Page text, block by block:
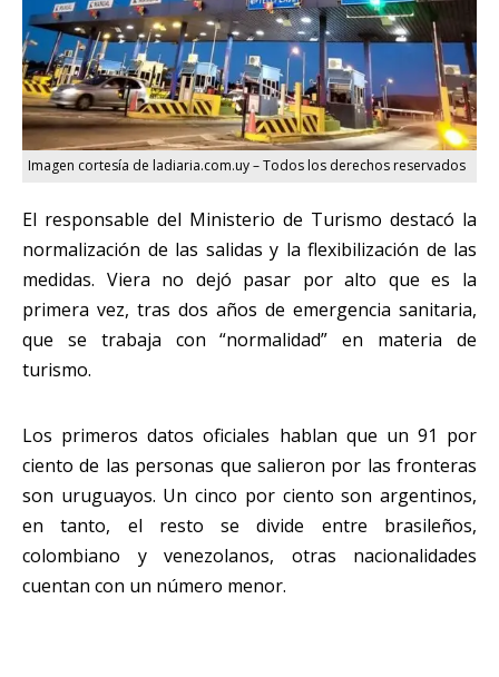
Imagen cortesía de ladiaria.com.uy – Todos los derechos reservados
El responsable del Ministerio de Turismo destacó la
normalización de las salidas y la flexibilización de las
medidas. Viera no dejó pasar por alto que es la
primera vez, tras dos años de emergencia sanitaria,
que se trabaja con “normalidad” en materia de
turismo.
Los primeros datos oficiales hablan que un 91 por
ciento de las personas que salieron por las fronteras
son uruguayos. Un cinco por ciento son argentinos,
en tanto, el resto se divide entre brasileños,
colombiano y venezolanos, otras nacionalidades
cuentan con un número menor.